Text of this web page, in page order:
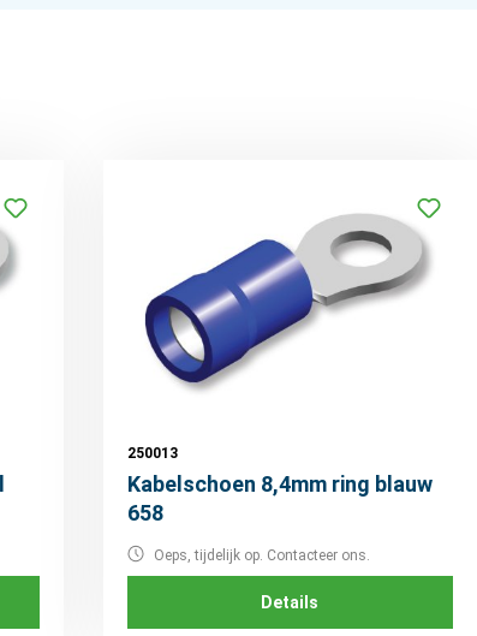
250013
Kabelschoen 8,4mm ring blauw
658
Oeps, tijdelijk op. Contacteer ons.
Details